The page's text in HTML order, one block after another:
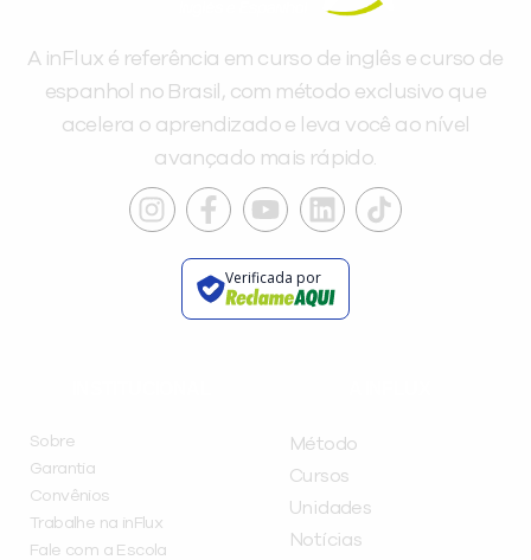
A inFlux é referência em curso de inglês e curso de
espanhol no Brasil, com método exclusivo que
acelera o aprendizado e leva você ao nível
avançado mais rápido.
Verificada por
Sobre
Garantia
Convênios
Trabalhe na inFlux
Fale com a Escola
Método
Cursos
Unidades
Notícias